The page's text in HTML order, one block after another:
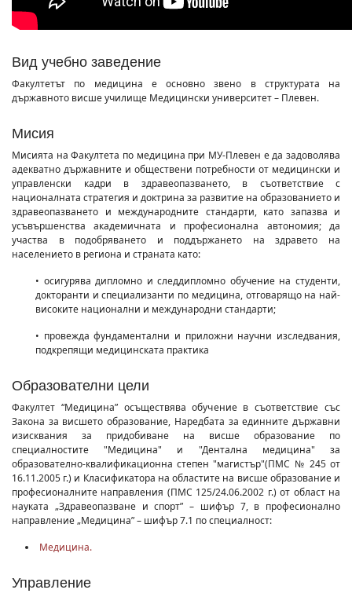
Вид учебно заведение
Факултетът по медицина е основно звено в структурата на
държавното висше училище Медицински университет – Плевен.
Мисия
Мисията на Факултета по медицина при МУ-Плевен е да задоволява
адекватно държавните и обществени потребности от медицински и
управленски кадри в здравеопазването, в съответствие с
националната стратегия и доктрина за развитие на образованието и
здравеопазването и международните стандарти, като запазва и
усъвършенства академичната и професионална автономия; да
участва в подобряването и поддържането на здравето на
населението в региона и страната като:
• осигурява дипломно и следдипломно обучение на студенти,
докторанти и специализанти по медицина, отговарящо на най-
високите национални и международни стандарти;
• провежда фундаментални и приложни научни изследвания,
подкрепящи медицинската практика
Образователни цели
Факултет “Медицина” осъществява обучение в съответствие със
Закона за висшето образование, Наредбата за единните държавни
изисквания за придобиване на висше образование по
специалностите "Медицина" и "Дентална медицина" за
образователно-квалификационна степен "магистър"(ПМС № 245 от
16.11.2005 г.) и Класификатора на областите на висше образование и
професионалните направления (ПМС 125/24.06.2002 г.) от област на
науката „Здравеопазване и спорт” – шифър 7, в професионално
направление „Медицина” – шифър 7.1 по специалност:
Медицина.
Управление